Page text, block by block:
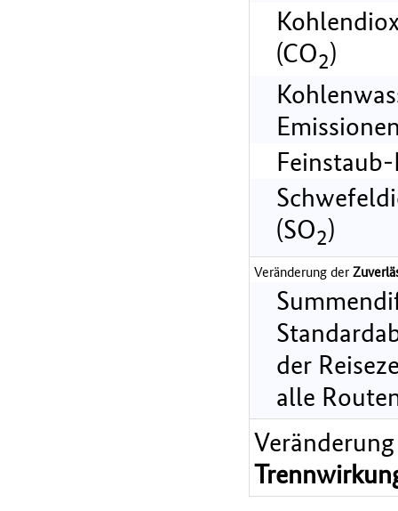
(CO2)
(SO2)
Veränderung der
der
alle